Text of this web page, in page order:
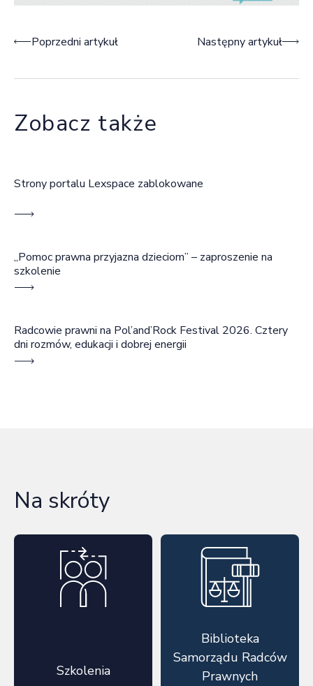
Nawigacja wpisu
Poprzedni artykuł Następny artykuł
Zobacz także
Strony portalu Lexspace zablokowane
„Pomoc prawna przyjazna dzieciom” – zaproszenie na
szkolenie
Radcowie prawni na Pol’and’Rock Festival 2026. Cztery
dni rozmów, edukacji i dobrej energii
Na skróty
Szkolenia
Biblioteka
Samorządu Radców
Prawnych